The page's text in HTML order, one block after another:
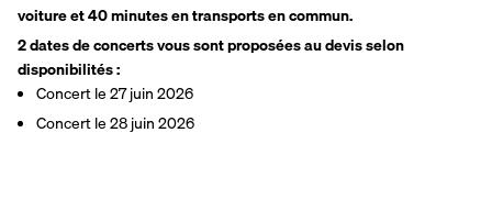
voiture et 40 minutes en transports en commun.
2 dates de concerts vous sont proposées au devis selon
disponibilités :
Concert le 27 juin 2026
Concert le 28 juin 2026